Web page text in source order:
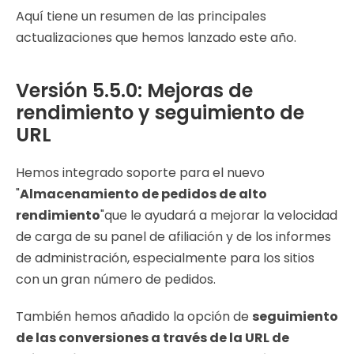
Aquí tiene un resumen de las principales
actualizaciones que hemos lanzado este año.
Versión 5.5.0: Mejoras de
rendimiento y seguimiento de
URL
Hemos integrado soporte para el nuevo
"Almacenamiento de pedidos de alto
rendimiento"que le ayudará a mejorar la velocidad
de carga de su panel de afiliación y de los informes
de administración, especialmente para los sitios
con un gran número de pedidos.
También hemos añadido la opción de seguimiento
de las conversiones a través de la URL de